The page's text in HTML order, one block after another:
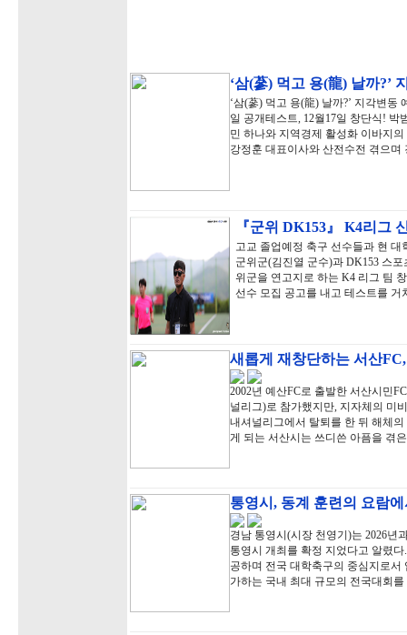
‘삼(蔘) 먹고 용(龍) 날까
‘삼(蔘) 먹고 용(龍) 날까?’ 지각변
일 공개테스트, 12월17일 창단식! 박
민 하나와 지역경제 활성화 이바지
강정훈 대표이사와 산전수전 겪으
『군위 DK153』 K4리그
고교 졸업예정 축구 선수들과 현
군위군(김진열 군수)과 DK153 스
위군을 연고지로 하는 K4 리그 팀
선수 모집 공고를 내고 테스트를
새롭게 재창단하는 서산
2002년 예산FC로 출발한 서산시민
널리그)로 참가했지만, 지자체의 미
내셔널리그에서 탈퇴를 한 뒤 해체
게 되는 서산시는 쓰디쓴 아픔을 겪
통영시, 동계 훈련의 요람
경남 통영시(시장 천영기)는 2026년
통영시 개최를 확정 지었다고 알렸
공하며 전국 대학축구의 중심지로서
가하는 국내 최대 규모의 전국대회